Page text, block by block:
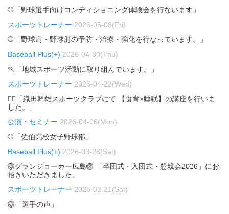
⚾「野球選手向けコンディショニング体験会を行ないます」
スポーツトレーナー 2026-05-08(Fri)
⚾「野球肩・野球肘の予防・治療・強化を行なっています。」
Baseball Plus(+) 2026-04-30(Thu)
🏃「地域スポーツ活動に取り組んでいます。」
スポーツトレーナー 2026-04-22(Wed)
🏃‍♂️「織田幹雄スポーツクラブにて 【食育×睡眠】の講座を行いま
した。」
公演・セミナー 2026-04-06(Mon)
⚾「佐伯高校女子野球部」
Baseball Plus(+) 2026-03-28(Sat)
🏐グランジョーカー広島🏐 「卒団式・入団式・懇親会2026」にお
招きいただきました。
スポーツトレーナー 2026-03-21(Sat)
🏐「選手の声」